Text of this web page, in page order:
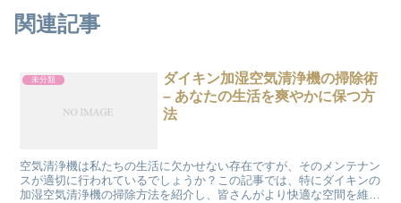
関連記事
未分類
ダイキン加湿空気清浄機の掃除術
– あなたの生活を爽やかに保つ方
法
空気清浄機は私たちの生活に欠かせない存在ですが、そのメンテナン
スが適切に行われているでしょうか？この記事では、特にダイキンの
加湿空気清浄機の掃除方法を紹介し、皆さんがより快適な空間を維持